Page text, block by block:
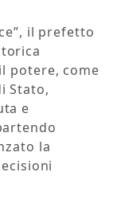
il prefetto
potere, come
Stato,
e
la